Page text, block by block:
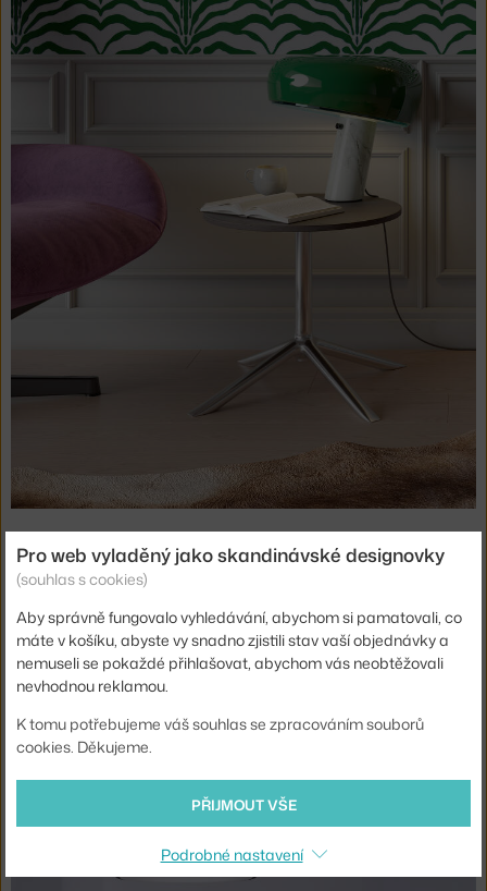
Závěsná lampa Smithfield, Jasper Morrison (2009).
minimalistickém tvaru.
Pro web vyladěný jako skandinávské designovky
(souhlas s cookies)
Aby správně fungovalo vyhledávání, abychom si pamatovali, co
máte v košíku, abyste vy snadno zjistili stav vaší objednávky a
nemuseli se pokaždé přihlašovat, abychom vás neobtěžovali
nevhodnou reklamou.
K tomu potřebujeme váš souhlas se zpracováním souborů
cookies. Děkujeme.
PŘIJMOUT VŠE
Podrobné nastavení